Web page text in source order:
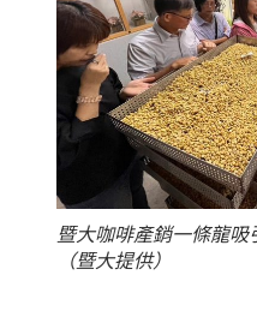
暨大咖啡產銷一條龍
（暨大提供）